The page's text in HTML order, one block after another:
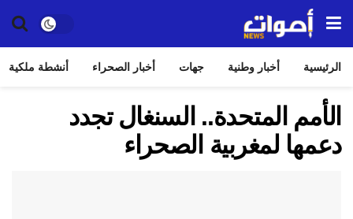
الرئيسية أخبار وطنية جهات أخبار الصحراء أنشطة ملكية
الأمم المتحدة.. السنغال تجدد
دعمها لمغربية الصحراء